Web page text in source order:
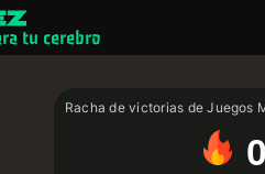
tu cerebro
Racha de victorias de Juegos
0